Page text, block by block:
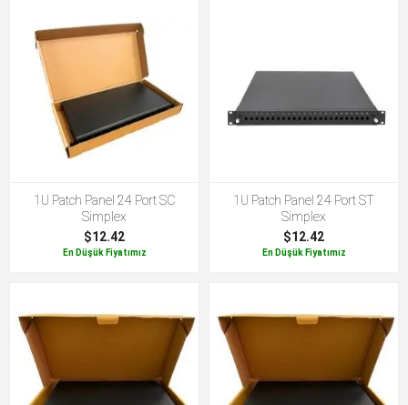
1U Patch Panel 24 Port SC
Simplex
$12.42
En Düşük Fiyatımız
1U Patch Panel 24 Port ST
Simplex
$12.42
En Düşük Fiyatımız